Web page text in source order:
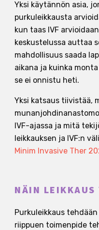
Yksi käytännön asia,
purkuleikkausta
kun taas IVF
keskustelussa auttaa
mahdollisuus saada
aikana ja kuinka
se ei onnistu heti.
Yksi katsaus tiivistää,
IVF-ajassa ja mitä
leikkauksen ja IVF:n
Minim Invasive Ther
NÄIN LEIKKAUS
Purkuleikkaus
riippuen toimenpide